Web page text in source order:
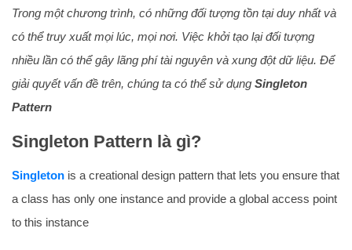
Trong một chương trình, có những đối tượng tồn tại duy nhất và
có thể truy xuất mọi lúc, mọi nơi. Việc khởi tạo lại đối tượng
nhiều lần có thể gây lãng phí tài nguyên và xung đột dữ liệu. Để
giải quyết vấn đề trên, chúng ta có thể sử dụng Singleton
Pattern
Singleton Pattern là gì?
Singleton is a creational design pattern that lets you ensure that
a class has only one instance and provide a global access point
to this instance